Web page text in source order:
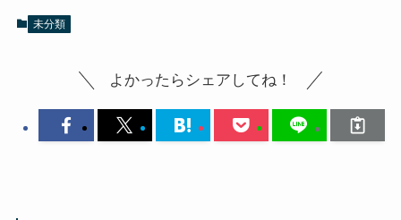
未分類
よかったらシェアしてね！